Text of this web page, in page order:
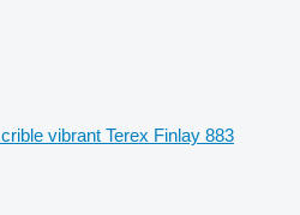
crible vibrant Terex Finlay 883